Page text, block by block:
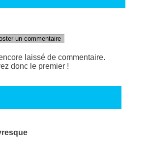
un commentaire
laissé de commentaire.
donc le premier !